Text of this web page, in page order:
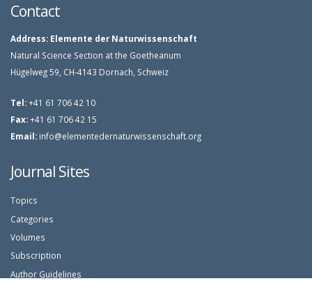
Contact
Address: Elemente der Naturwissenschaft
Natural Science Section at the Goetheanum
Hügelweg 59, CH-4143 Dornach, Schweiz
Tel:+41 61 706 42 10
Fax:+41 61 706 42 15
Email: info@elementedernaturwissenschaft.org
Journal Sites
Topics
Categories
Volumes
Subscription
Author Guidelines